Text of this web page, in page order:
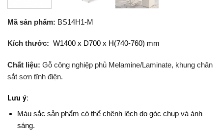
Mã sản phẩm: BS14H1-M
Kích thước: W1400 x D700 x H(740-760) mm
Chất liệu: Gỗ công nghiệp phủ Melamine/Laminate, khung chân
sắt sơn tĩnh điện.
Lưu ý:
Màu sắc sản phẩm có thể chênh lệch do góc chụp và ánh
sáng.